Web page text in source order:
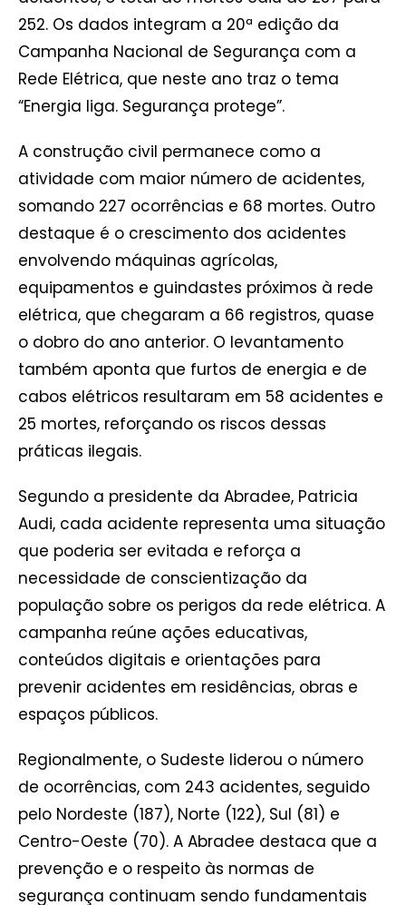
252. Os dados integram a 20ª edição da
Campanha Nacional de Segurança com a
Rede Elétrica, que neste ano traz o tema
“Energia liga. Segurança protege”.
A construção civil permanece como a
atividade com maior número de acidentes,
somando 227 ocorrências e 68 mortes. Outro
destaque é o crescimento dos acidentes
envolvendo máquinas agrícolas,
equipamentos e guindastes próximos à rede
elétrica, que chegaram a 66 registros, quase
o dobro do ano anterior. O levantamento
também aponta que furtos de energia e de
cabos elétricos resultaram em 58 acidentes e
25 mortes, reforçando os riscos dessas
práticas ilegais.
Segundo a presidente da Abradee, Patricia
Audi, cada acidente representa uma situação
que poderia ser evitada e reforça a
necessidade de conscientização da
população sobre os perigos da rede elétrica. A
campanha reúne ações educativas,
conteúdos digitais e orientações para
prevenir acidentes em residências, obras e
espaços públicos.
Regionalmente, o Sudeste liderou o número
de ocorrências, com 243 acidentes, seguido
pelo Nordeste (187), Norte (122), Sul (81) e
Centro-Oeste (70). A Abradee destaca que a
prevenção e o respeito às normas de
segurança continuam sendo fundamentais